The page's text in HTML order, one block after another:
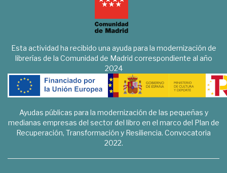
Esta actividad ha recibido una ayuda para la modernización de
librerías de la Comunidad de Madrid correspondiente al año
2024
Ayudas públicas para la modernización de las pequeñas y
medianas empresas del sector del libro en el marco del Plan de
Recuperación, Transformación y Resiliencia. Convocatoria
2022.